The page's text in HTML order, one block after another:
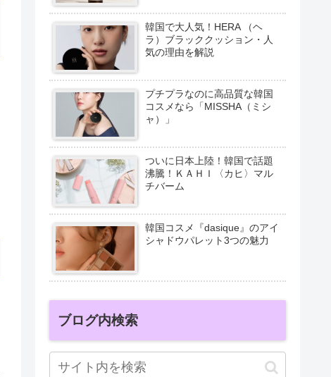
韓国で大人気！HERA （ヘ
ラ）ブラッククッション・人
気の理由を解説
プチプラなのに高品質な韓国
コスメなら「MISSHA（ミシ
ャ）」
ついに日本上陸！韓国で話題
沸騰！ＫＡＨＩ〈カヒ〉マル
チバーム
韓国コスメ『dasique』のアイ
シャドウパレット3つの魅力
ブログ内検索